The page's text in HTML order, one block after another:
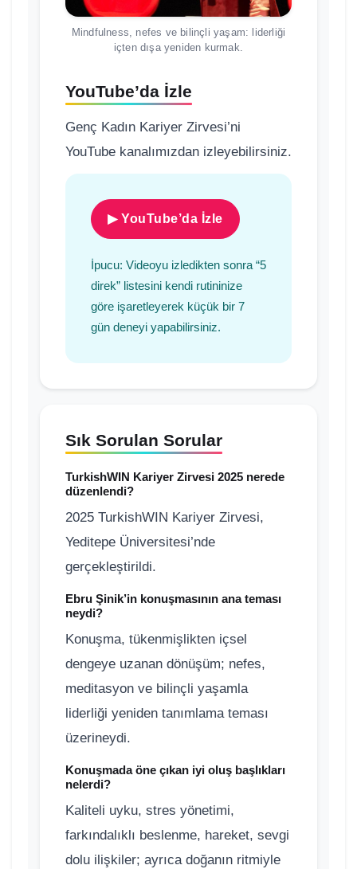
Mindfulness, nefes ve bilinçli yaşam: liderliği
içten dışa yeniden kurmak.
YouTube’da İzle
Genç Kadın Kariyer Zirvesi’ni
YouTube kanalımızdan izleyebilirsiniz.
▶ YouTube’da İzle
İpucu: Videoyu izledikten sonra “5
direk” listesini kendi rutininize
göre işaretleyerek küçük bir 7
gün deneyi yapabilirsiniz.
Sık Sorulan Sorular
TurkishWIN Kariyer Zirvesi 2025 nerede
düzenlendi?
2025 TurkishWIN Kariyer Zirvesi,
Yeditepe Üniversitesi’nde
gerçekleştirildi.
Ebru Şinik’in konuşmasının ana teması
neydi?
Konuşma, tükenmişlikten içsel
dengeye uzanan dönüşüm; nefes,
meditasyon ve bilinçli yaşamla
liderliği yeniden tanımlama teması
üzerineydi.
Konuşmada öne çıkan iyi oluş başlıkları
nelerdi?
Kaliteli uyku, stres yönetimi,
farkındalıklı beslenme, hareket, sevgi
dolu ilişkiler; ayrıca doğanın ritmiyle